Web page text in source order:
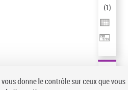
(1)
donne le contrôle sur ceux que vous